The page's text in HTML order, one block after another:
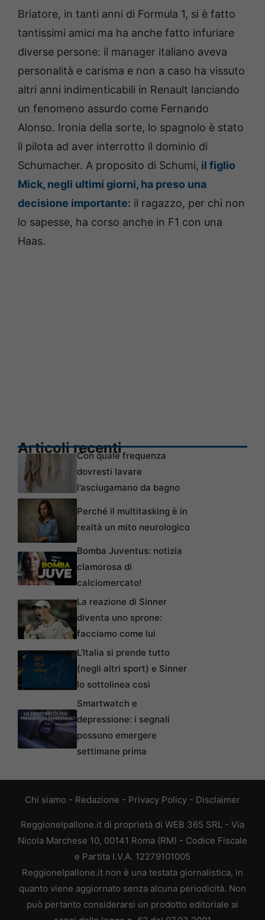
Briatore, in tanti anni di Formula 1, si è fatto
tantissimi amici ma ha anche fatto infuriare
diverse persone: il manager italiano aveva
personalità e carisma e non a caso ha vissuto
altri anni indimenticabili in Renault lanciando
un fenomeno assurdo come Fernando
Alonso. Ironia della sorte, lo spagnolo è stato
il pilota ad aver interrotto il dominio di
Schumacher. A proposito di Schumi, il figlio
Mick, negli ultimi giorni, ha preso una
decisione importante: il ragazzo, per chi non
lo sapesse, ha corso anche in F1 con una
Haas.
Articoli recentiCon quale frequenza
dovresti lavare
l’asciugamano da bagno
Perché il multitasking è in
realtà un mito neurologico
Bomba Juventus: notizia
clamorosa di
calciomercato!
La reazione di Sinner
diventa uno sprone:
facciamo come lui
L’Italia si prende tutto
(negli altri sport) e Sinner
lo sottolinea così
Smartwatch e
depressione: i segnali
possono emergere
settimane prima
Chi siamo - Redazione - Privacy Policy - Disclaimer
Reggionelpallone.it di proprietà di WEB 365 SRL - Via
Nicola Marchese 10, 00141 Roma (RM) - Codice Fiscale
e Partita I.V.A. 12279101005
Reggionelpallone.it non è una testata giornalistica, in
quanto viene aggiornato senza alcuna periodicità. Non
può pertanto considerarsi un prodotto editoriale ai